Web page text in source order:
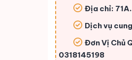
Địa chỉ: 71A.
Dịch vụ
Đơn Vị Chủ
0318145198